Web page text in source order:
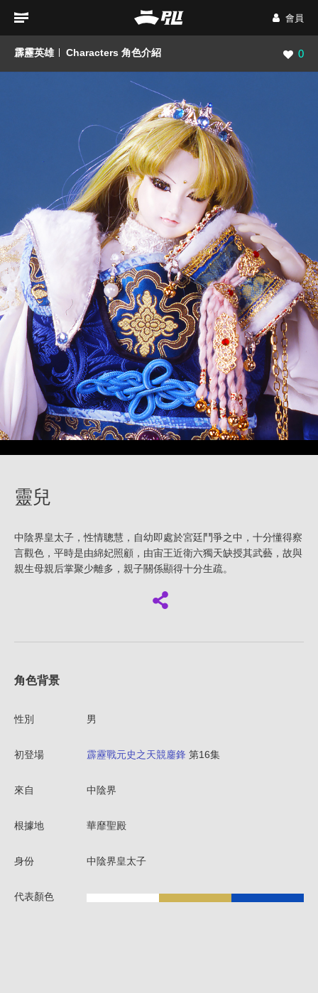
會員
霹靂英雄 Characters 角色介紹 瀏覽
0
靈兒
中陰界皇太子，性情聰慧，自幼即處於宮廷鬥爭之中，十分懂得察
言觀色，平時是由綿妃照顧，由宙王近衛六獨天缺授其武藝，故與
親生母親后掌聚少離多，親子關係顯得十分生疏。
角色背景
性別 男
初登場 霹靂戰元史之天競鏖鋒 第16集
來自 中陰界
根據地 華靡聖殿
身份 中陰界皇太子
代表顏色